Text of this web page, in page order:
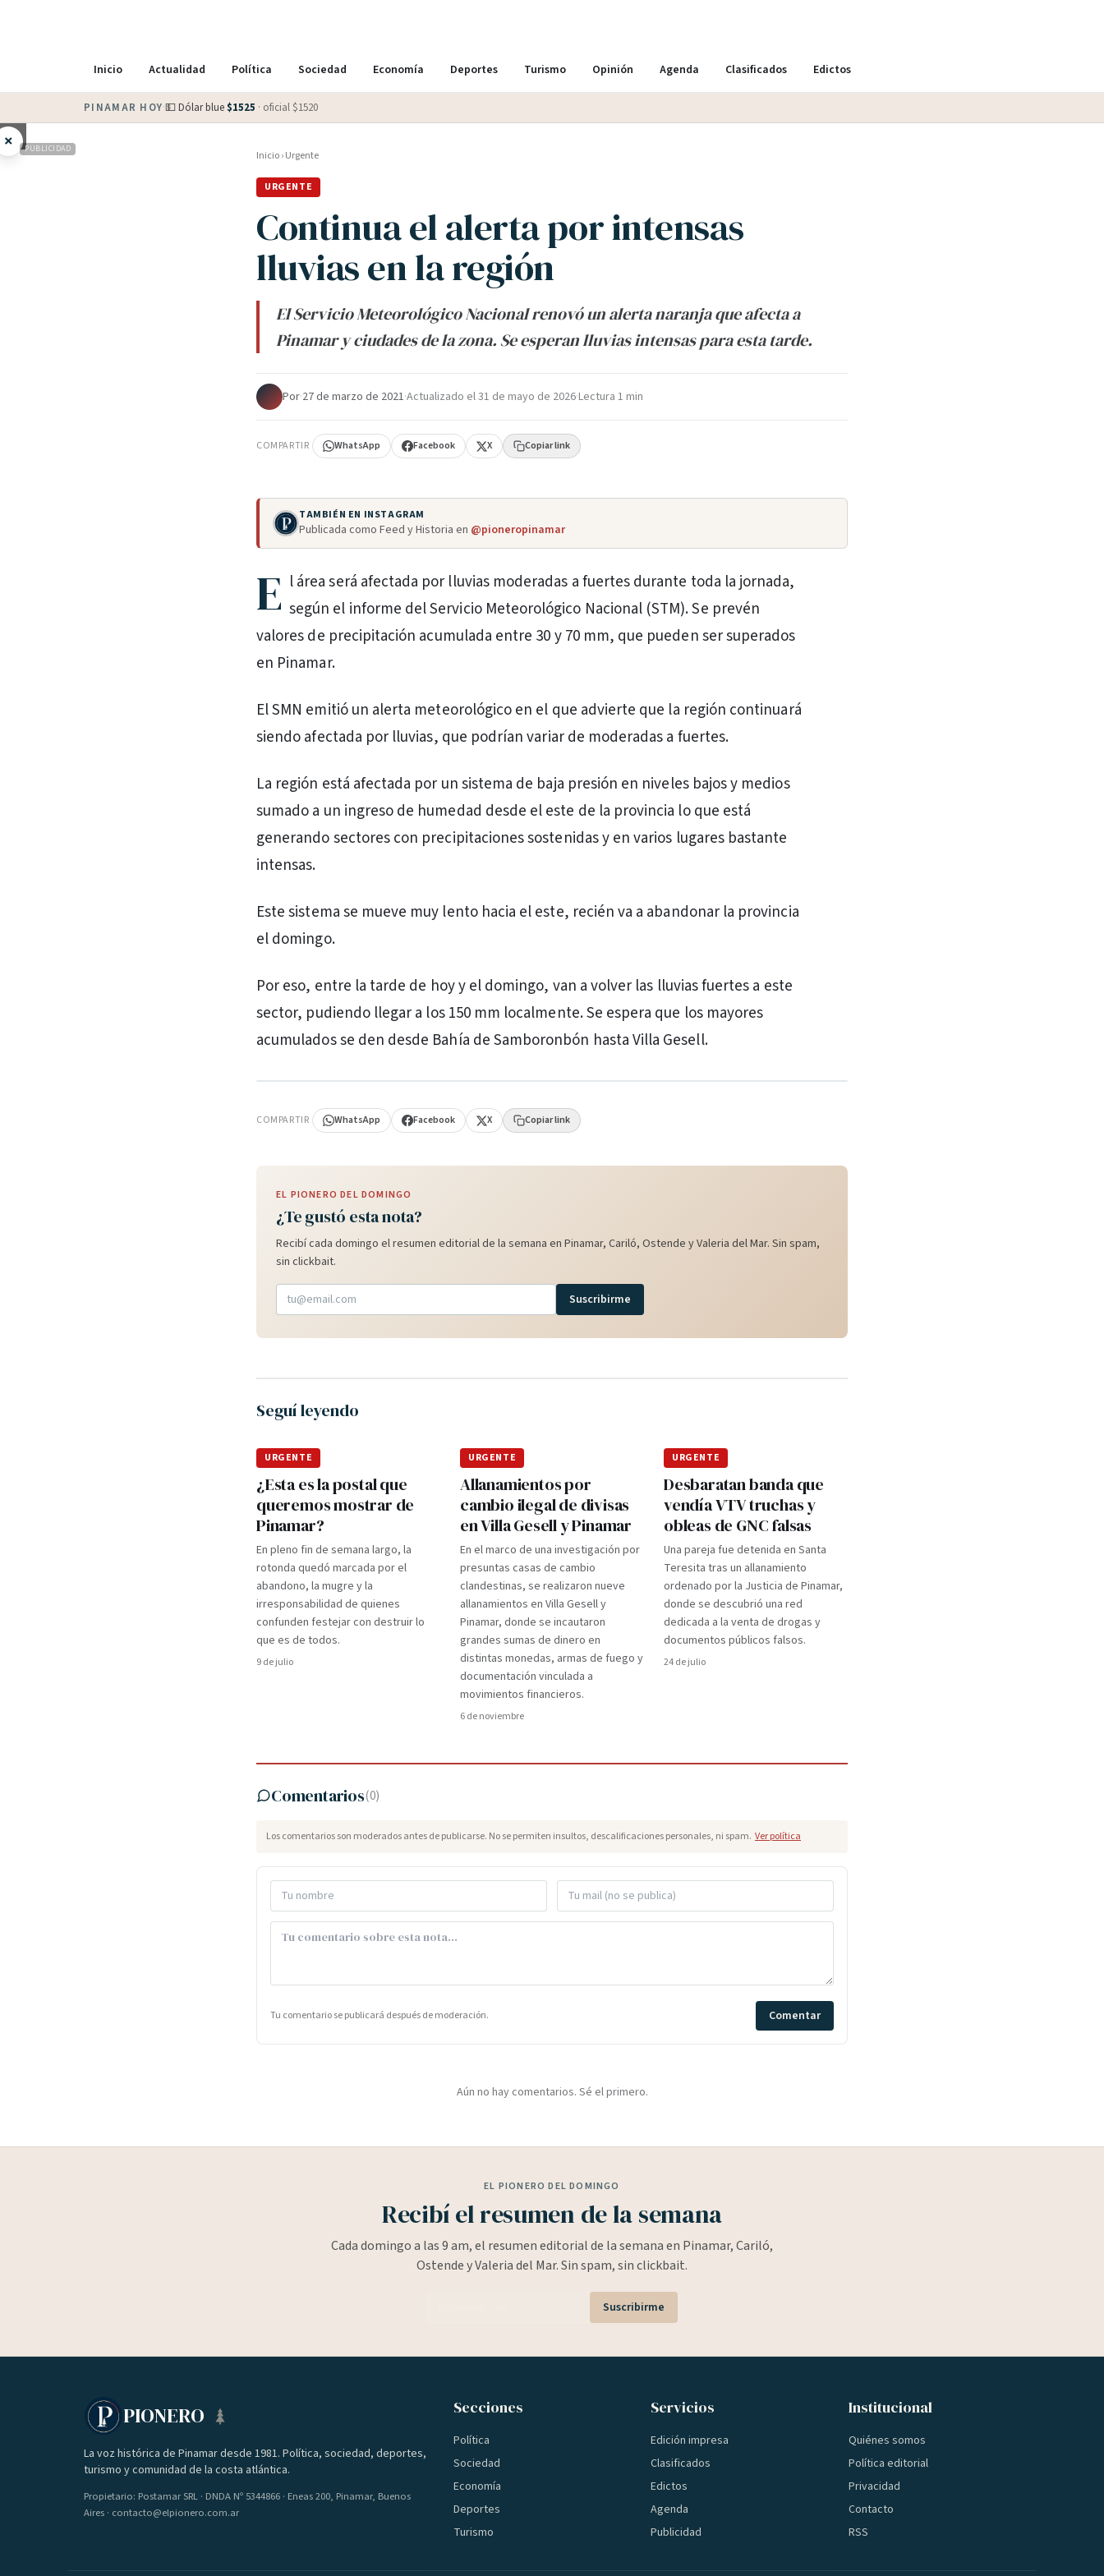
Inicio Actualidad Política Sociedad Economía Deportes Turismo Opinión Agenda Clasificados Edictos
PINAMAR HOY·💵 Dólar blue $1525 · oficial $1520
× PUBLICIDAD Inicio›Urgente
URGENTE
Continua el alerta por intensas
lluvias en la región
El Servicio Meteorológico Nacional renovó un alerta naranja que afecta a
Pinamar y ciudades de la zona. Se esperan lluvias intensas para esta tarde.
Por·27 de marzo de 2021·Actualizado el31 de mayo de 2026·Lectura 1 min
COMPARTIR WhatsApp Facebook X Copiar link
TAMBIÉN EN INSTAGRAM
Publicada como Feed y Historia en @pioneropinamar
E l área será afectada por lluvias moderadas a fuertes durante toda la jornada,
según el informe del Servicio Meteorológico Nacional (STM). Se prevén
valores de precipitación acumulada entre 30 y 70 mm, que pueden ser superados
en Pinamar.
El SMN emitió un alerta meteorológico en el que advierte que la región continuará
siendo afectada por lluvias, que podrían variar de moderadas a fuertes.
La región está afectada por un sistema de baja presión en niveles bajos y medios
sumado a un ingreso de humedad desde el este de la provincia lo que está
generando sectores con precipitaciones sostenidas y en varios lugares bastante
intensas.
Este sistema se mueve muy lento hacia el este, recién va a abandonar la provincia
el domingo.
Por eso, entre la tarde de hoy y el domingo, van a volver las lluvias fuertes a este
sector, pudiendo llegar a los 150 mm localmente. Se espera que los mayores
acumulados se den desde Bahía de Samboronbón hasta Villa Gesell.
COMPARTIR WhatsApp Facebook X Copiar link
EL PIONERO DEL DOMINGO
¿Te gustó esta nota?
Recibí cada domingo el resumen editorial de la semana en Pinamar, Cariló, Ostende y Valeria del Mar. Sin spam,
sin clickbait.
Suscribirme
Seguí leyendo
URGENTE
¿Esta es la postal que
queremos mostrar de
Pinamar?
En pleno fin de semana largo, la
rotonda quedó marcada por el
abandono, la mugre y la
irresponsabilidad de quienes
confunden festejar con destruir lo
que es de todos.
9 de julio
URGENTE
Allanamientos por
cambio ilegal de divisas
en Villa Gesell y Pinamar
En el marco de una investigación por
presuntas casas de cambio
clandestinas, se realizaron nueve
allanamientos en Villa Gesell y
Pinamar, donde se incautaron
grandes sumas de dinero en
distintas monedas, armas de fuego y
documentación vinculada a
movimientos financieros.
6 de noviembre
URGENTE
Desbaratan banda que
vendía VTV truchas y
obleas de GNC falsas
Una pareja fue detenida en Santa
Teresita tras un allanamiento
ordenado por la Justicia de Pinamar,
donde se descubrió una red
dedicada a la venta de drogas y
documentos públicos falsos.
24 de julio
Comentarios(0)
Los comentarios son moderados antes de publicarse. No se permiten insultos, descalificaciones personales, ni spam. Ver política
Tu comentario se publicará después de moderación. Comentar
Aún no hay comentarios. Sé el primero.
EL PIONERO DEL DOMINGO
Recibí el resumen de la semana
Cada domingo a las 9 am, el resumen editorial de la semana en Pinamar, Cariló,
Ostende y Valeria del Mar. Sin spam, sin clickbait.
Suscribirme
PIONERO
La voz histórica de Pinamar desde 1981. Política, sociedad, deportes,
turismo y comunidad de la costa atlántica.
Propietario: Postamar SRL · DNDA Nº 5344866 · Eneas 200, Pinamar, Buenos
Aires · contacto@elpionero.com.ar
Secciones
Política
Sociedad
Economía
Deportes
Turismo
Servicios
Edición impresa
Clasificados
Edictos
Agenda
Publicidad
Institucional
Quiénes somos
Política editorial
Privacidad
Contacto
RSS